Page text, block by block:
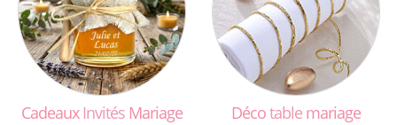
CadeauxInvitésMariage Décotablemariage